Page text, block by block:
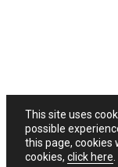
This site uses
possible
this page, cookies
cookies, click here